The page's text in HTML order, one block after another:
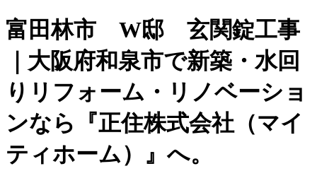
富田林市 W邸 玄関錠工事
｜大阪府和泉市で新築・水回
りリフォーム・リノベーショ
ンなら『正住株式会社（マイ
ティホーム）』へ。